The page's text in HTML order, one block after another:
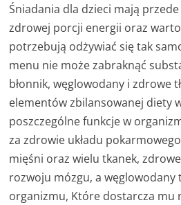
Śniadania dla dzieci mają
zdrowej porcji energii oraz
potrzebują odżywiać się tak
menu nie może zabraknąć
błonnik, węglowodany i zdrowe
elementów zbilansowanej diety
poszczególne funkcje w
za zdrowie układu
mięśni oraz wielu tkanek,
rozwoju mózgu, a węglowodany
organizmu, Które dostarcza mu